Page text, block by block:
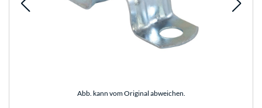
Abb. kann vom Original abweichen.